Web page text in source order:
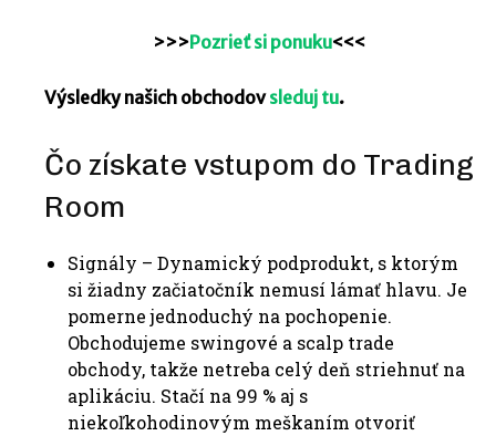
>>>Pozrieť si ponuku<<<
Výsledky našich obchodovsleduj tu.
Čo získate vstupom do Trading
Room
Signály – Dynamický podprodukt, s ktorým
si žiadny začiatočník nemusí lámať hlavu. Je
pomerne jednoduchý na pochopenie.
Obchodujeme swingové a scalp trade
obchody, takže netreba celý deň striehnuť na
aplikáciu. Stačí na 99 % aj s
niekoľkohodinovým meškaním otvoriť